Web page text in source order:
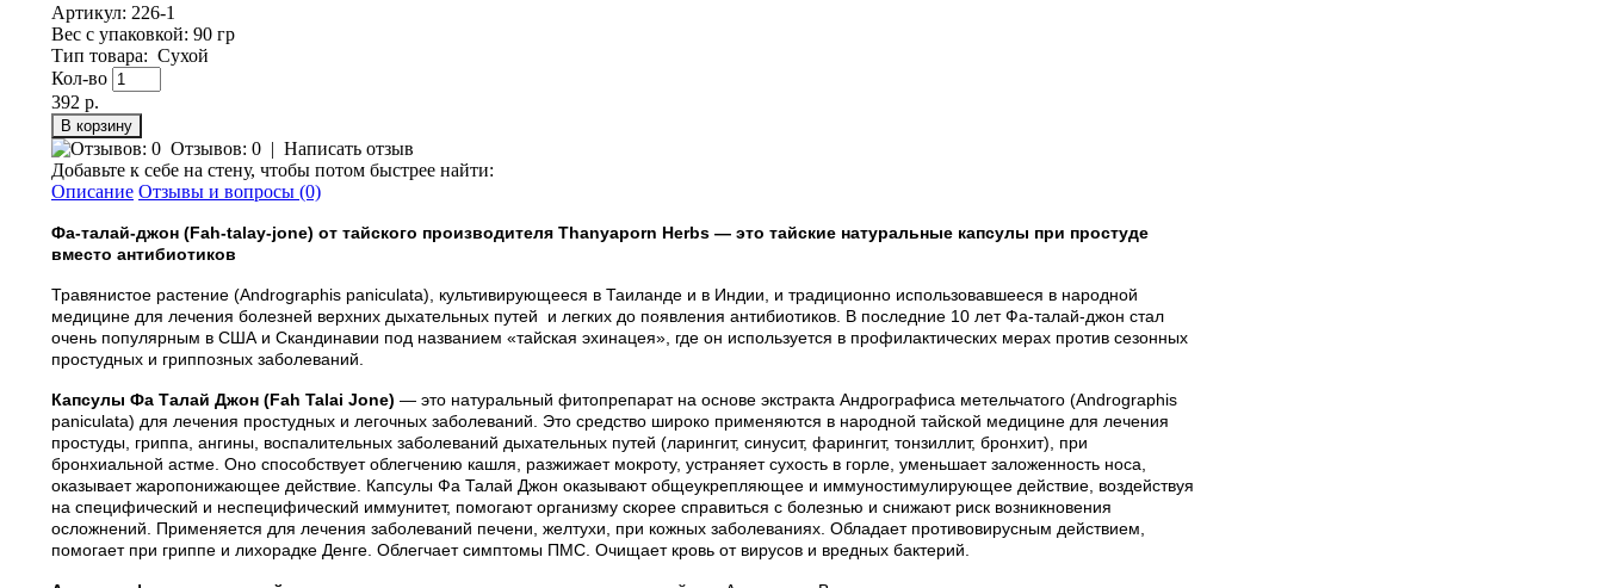
Артикул: 226-1
Вес с упаковкой: 90 гр
Тип товара: Сухой
Кол-во
392 р.
Отзывов: 0 | Написать отзыв
Добавьте к себе на стену, чтобы потом быстрее найти:
Описание Отзывы и вопросы (0)
Фа-талай-джон (Fah-talay-jone) от тайского производителя Thanyaporn Herbs — это тайские натуральные капсулы при простуде
вместо антибиотиков
Травянистое растение (Andrographis paniculata), культивирующееся в Таиланде и в Индии, и традиционно использовавшееся в народной
медицине для лечения болезней верхних дыхательных путей и легких до появления антибиотиков. В последние 10 лет Фа-талай-джон стал
очень популярным в США и Скандинавии под названием «тайская эхинацея», где он используется в профилактических мерах против сезонных
простудных и гриппозных заболеваний.
Капсулы Фа Талай Джон (Fah Talai Jone) — это натуральный фитопрепарат на основе экстракта Андрографиса метельчатого (Andrographis
paniculata) для лечения простудных и легочных заболеваний. Это средство широко применяются в народной тайской медицине для лечения
простуды, гриппа, ангины, воспалительных заболеваний дыхательных путей (ларингит, синусит, фарингит, тонзиллит, бронхит), при
бронхиальной астме. Оно способствует облегчению кашля, разжижает мокроту, устраняет сухость в горле, уменьшает заложенность носа,
оказывает жаропонижающее действие. Капсулы Фа Талай Джон оказывают общеукрепляющее и иммуностимулирующее действие, воздействуя
на специфический и неспецифический иммунитет, помогают организму скорее справиться с болезнью и снижают риск возникновения
осложнений. Применяется для лечения заболеваний печени, желтухи, при кожных заболеваниях. Обладает противовирусным действием,
помогает при гриппе и лихорадке Денге. Облегчает симптомы ПМС. Очищает кровь от вирусов и вредных бактерий.